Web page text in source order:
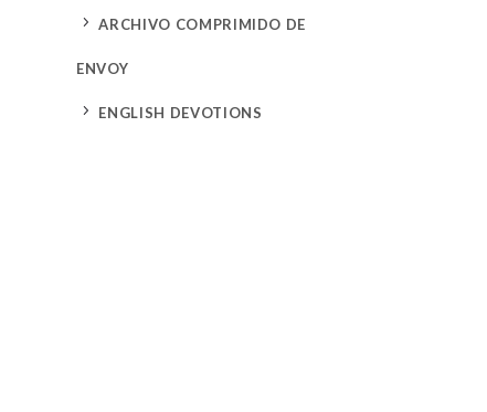
5 ARCHIVO COMPRIMIDO DE
ENVOY
5 ENGLISH DEVOTIONS